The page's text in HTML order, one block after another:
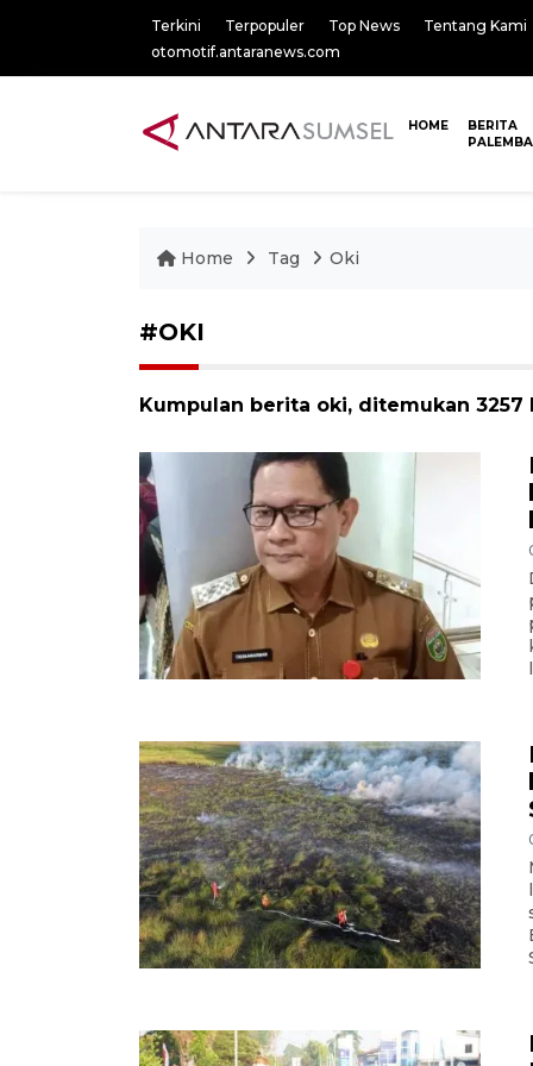
Terkini Terpopuler Top News
Tentang Kami
otomotif.antaranews.com
HOME
BERITA
Home Tag Oki
#OKI
Kumpulan berita oki, ditemukan 3257